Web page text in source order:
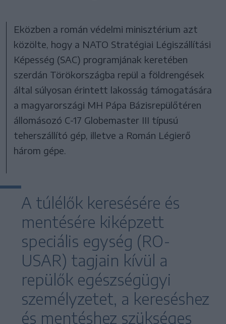
Eközben a román védelmi minisztérium azt
közölte, hogy a NATO Stratégiai Légiszállítási
Képesség (SAC) programjának keretében
szerdán Törökországba repül a földrengések
által súlyosan érintett lakosság támogatására
a magyarországi MH Pápa Bázisrepülőtéren
állomásozó C-17 Globemaster III típusú
teherszállító gép, illetve a Román Légierő
három gépe.
A túlélők keresésére és
mentésére kiképzett
speciális egység (RO-
USAR) tagjain kívül a
repülők egészségügyi
személyzetet, a kereséshez
és mentéshez szükséges